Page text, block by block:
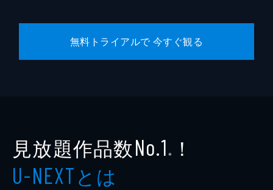
無料トライアルで 今すぐ観る
見放題作品数No.1 ※ ！
U-NEXTとは